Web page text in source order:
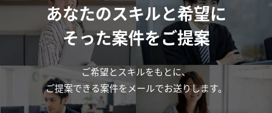
あなたのスキルと希望に
そった案件をご提案
ご希望とスキルをもとに、
ご提案できる案件をメールでお送りします。